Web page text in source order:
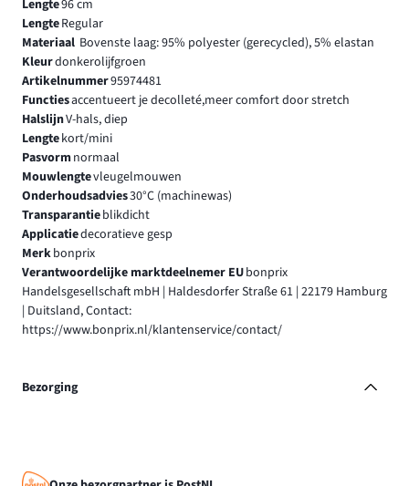
Lengte96 cm
LengteRegular
Materiaal Bovenste laag: 95% polyester (gerecycled), 5% elastan
Kleurdonkerolijfgroen
Artikelnummer95974481
Functiesaccentueert je decolleté,meer comfort door stretch
HalslijnV-hals, diep
Lengtekort/mini
Pasvormnormaal
Mouwlengtevleugelmouwen
Onderhoudsadvies30°C (machinewas)
Transparantieblikdicht
Applicatiedecoratieve gesp
Merkbonprix
Verantwoordelijke marktdeelnemer EUbonprix
Handelsgesellschaft mbH | Haldesdorfer Straße 61 | 22179 Hamburg
| Duitsland, Contact:
https://www.bonprix.nl/klantenservice/contact/
Bezorging